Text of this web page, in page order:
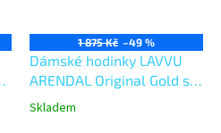
1 875 Kč –49 %
Dámské hodinky LAVVU
ARENDAL Original Gold s
vodotěsností 100M
Skladem